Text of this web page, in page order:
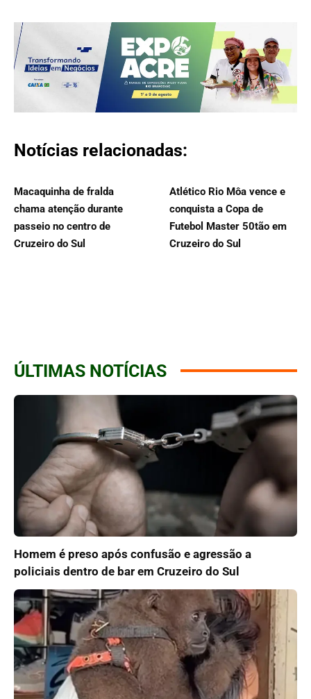
Notícias relacionadas:
Macaquinha de fralda
chama atenção durante
passeio no centro de
Cruzeiro do Sul
Atlético Rio Môa vence e
conquista a Copa de
Futebol Master 50tão em
Cruzeiro do Sul
ÚLTIMAS NOTÍCIAS
Homem é preso após confusão e agressão a
policiais dentro de bar em Cruzeiro do Sul